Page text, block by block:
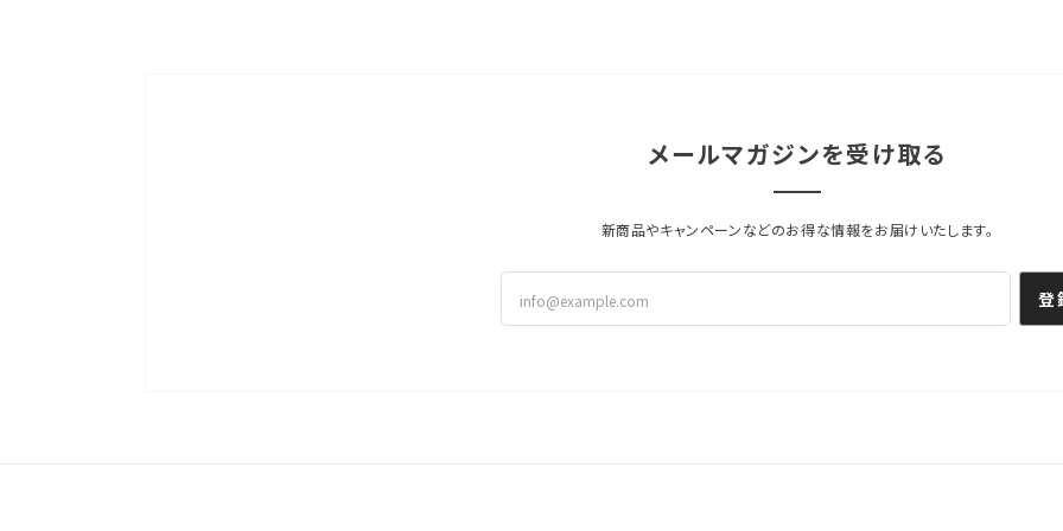
メールマガジンを受け取る
新商品やキャンペーンなどのお得な情報をお届けいたします。
登